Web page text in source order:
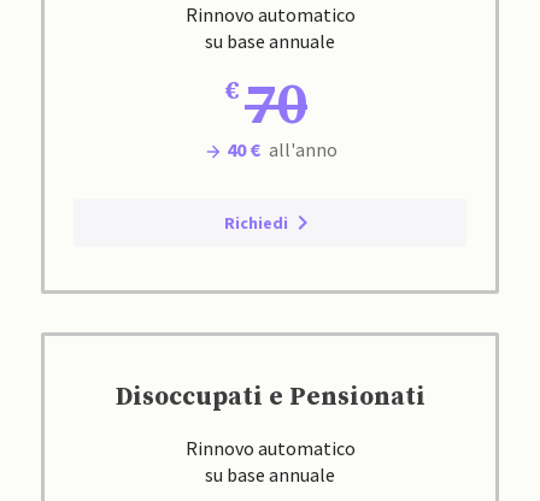
Rinnovo automatico
su base annuale
70
40 € all'anno
Richiedi
Disoccupati e Pensionati
Rinnovo automatico
su base annuale